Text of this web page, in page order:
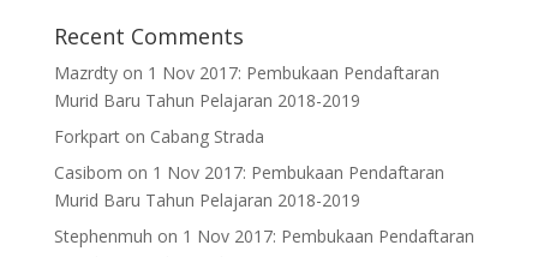
Recent Comments
Mazrdtyon 1 Nov 2017: Pembukaan Pendaftaran
Murid Baru Tahun Pelajaran 2018-2019
Forkparton Cabang Strada
Casibom on 1 Nov 2017: Pembukaan Pendaftaran
Murid Baru Tahun Pelajaran 2018-2019
Stephenmuh on 1 Nov 2017: Pembukaan Pendaftaran